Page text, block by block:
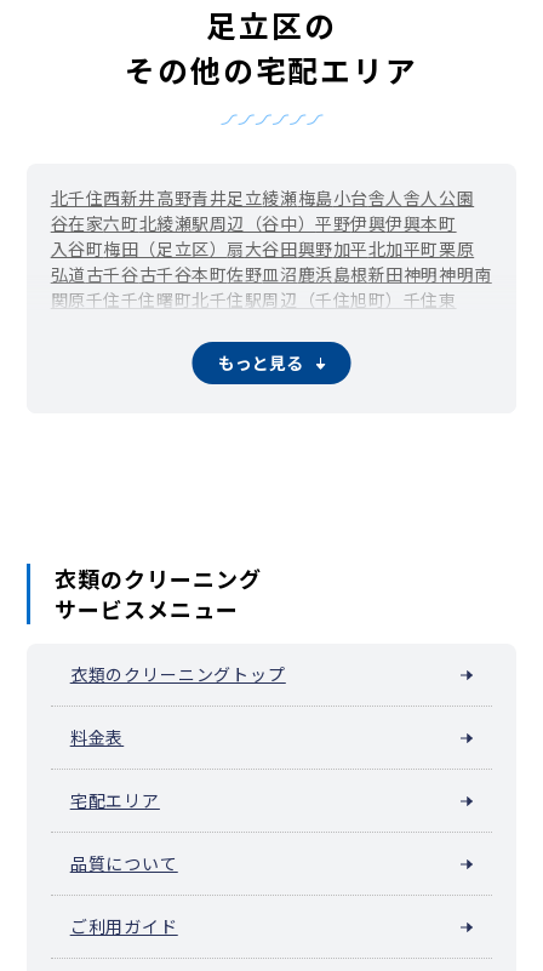
足立区の
その他の宅配エリア
北千住西新井高野青井足立綾瀬梅島小台舎人舎人公園
谷在家六町北綾瀬駅周辺（谷中）平野伊興伊興本町
入谷町梅田（足立区）扇大谷田興野加平北加平町栗原
弘道古千谷古千谷本町佐野皿沼鹿浜島根新田神明神明南
関原千住千住曙町北千住駅周辺（千住旭町） 千住東
千住中居町 千住仲町千住橋戸町
千住元町 千住柳町竹の塚 辰沼
もっと見る
衣類のクリーニング
サービスメニュー
衣類のクリーニングトップ
料金表
宅配エリア
品質について
ご利用ガイド